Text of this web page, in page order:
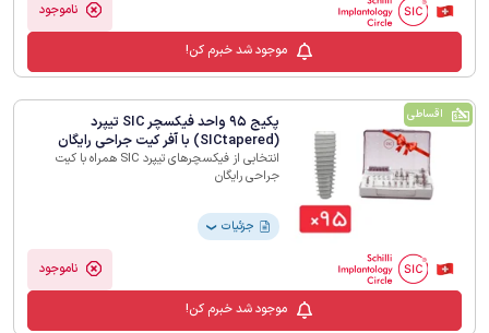
ناموجود
موجود شد خبرم کن!
اقساطی
پکیج 95 واحد فیکسچر SIC تیپرد
(SICtapered) با آفر کیت جراحی رایگان
انتخابی از فیکسچرهای تیپرد SIC همراه با کیت
جراحی رایگان
جزئیات ❯
ناموجود
موجود شد خبرم کن!